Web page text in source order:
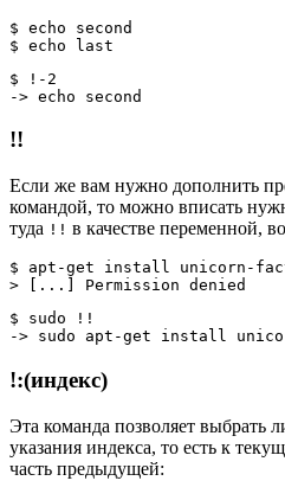
$ echo second
$ echo last
$ !-2
-> echo second
!!
Если же вам нужно дополнить
командой, то можно вписать
туда !! в качестве переменной,
$ apt-get install unicorn-
> [...] Permission denied
$ sudo !!
-> sudo apt-get install
!:(индекс)
Эта команда позволяет выбрать
указания индекса, то есть к
часть предыдущей: